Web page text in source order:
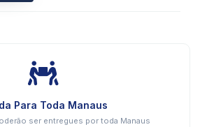
Para Toda Manaus
ser entregues por toda Manaus